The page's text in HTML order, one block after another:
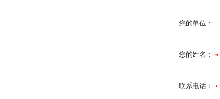
您的单位：
您的姓名：
联系电话：